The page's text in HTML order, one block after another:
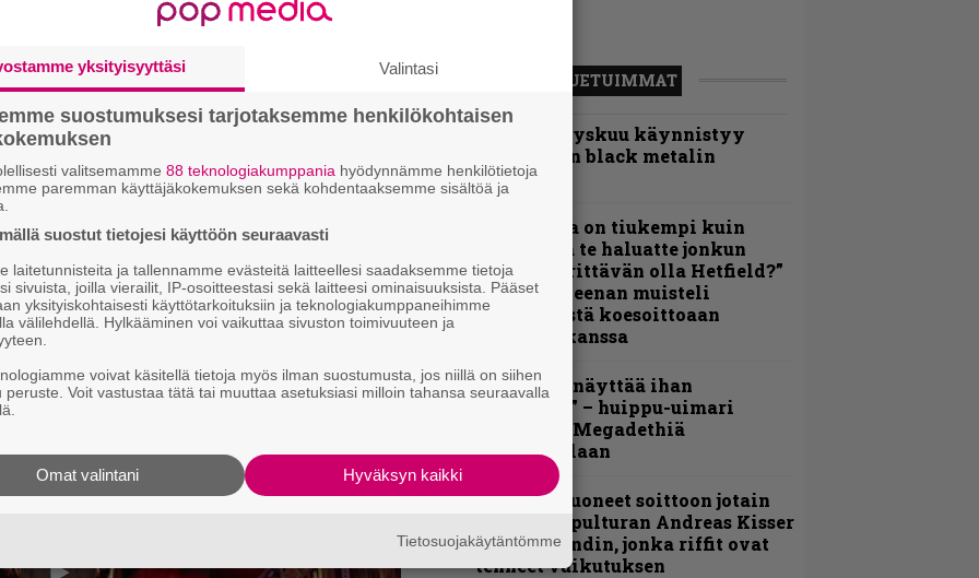
State Of Unrest -kiertuetta varten.
helmikuun 19. päivä.
LUETUIMMAT
Espoon syyskuu käynnistyy
kotimaisen black metalin
merkeissä
”Metallica on tiukempi kuin
koskaan ja te haluatte jonkun
nulikan yrittävän olla Hetfield?”
– Pepper Keenan muisteli
ensimmäistä koesoittoaan
hevijätin kanssa
”Mitalini näyttää ihan
plektralta” – huippu-uimari
jamittelee Megadethiä
palkinnollaan
”He ovat tuoneet soittoon jotain
uutta” – Sepulturan Andreas Kisser
nimeää bändin, jonka riffit ovat
tehneet vaikutuksen
yksityisyyttäsi Valintasi
suostumuksesi tarjotaksemme henkilökohtaisen
valitsemamme 88 teknologiakumppania hyödynnämme henkilötietoja
paremman käyttäjäkokemuksen sekä kohdentaaksemme sisältöä ja
suostut tietojesi käyttöön seuraavasti
laitetunnisteita ja tallennamme evästeitä laitteellesi saadaksemme tietoja
sivuista, joilla vierailit, IP-osoitteestasi sekä laitteesi ominaisuuksista. Pääset
yksityiskohtaisesti käyttötarkoituksiin ja teknologiakumppaneihimme
välilehdellä. Hylkääminen voi vaikuttaa sivuston toimivuuteen ja
voivat käsitellä tietoja myös ilman suostumusta, jos niillä on siihen
peruste. Voit vastustaa tätä tai muuttaa asetuksiasi milloin tahansa seuraavalla
Hyväksyn kaikki
Omat valintani
Tietosuojakäytäntömme